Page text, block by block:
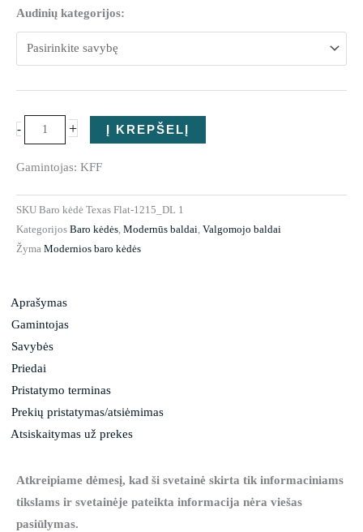
Audinių kategorijos:
-
kiekis:
Baro
+ Į KREPŠELĮ
Gamintojas: KFF
SKU Baro kėdė Texas Flat-1215_DL 1
Kategorijos Baro kėdės, Modernūs baldai, Valgomojo baldai
Žyma Modernios baro kėdės
Aprašymas
Gamintojas
Savybės
Priedai
Pristatymo terminas
Prekių pristatymas/atsiėmimas
Atsiskaitymas už prekes
Atkreipiame dėmesį, kad ši svetainė skirta tik informaciniams
tikslams ir svetainėje pateikta informacija nėra viešas
pasiūlymas.